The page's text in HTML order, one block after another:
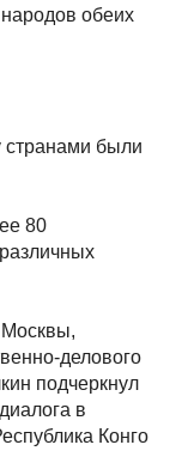
обеих
были
80
делового
подчеркнул
в
Конго